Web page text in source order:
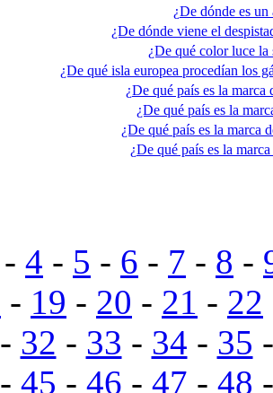
¿De dónde es un
¿De dónde viene el
¿De qué color luce la
¿De qué isla europea procedían los
¿De qué país es la marca
¿De qué país es la
¿De qué país es la marca
¿De qué país es la
- 4 - 5 - 6 - 7 - 8 -
- 19 - 20 - 21 - 22
- 32 - 33 - 34 - 35
- 45 - 46 - 47 - 48